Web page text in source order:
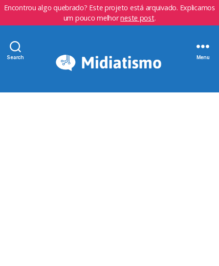
Encontrou algo quebrado? Este projeto está arquivado. Explicamos
um pouco melhorneste post.
Search Menu